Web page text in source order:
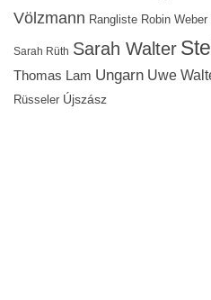
Völzmann Rangliste Robin Weber
Sarah Rüth Sarah Walter
Thomas Lam Ungarn Uwe
Rüsseler Újszász